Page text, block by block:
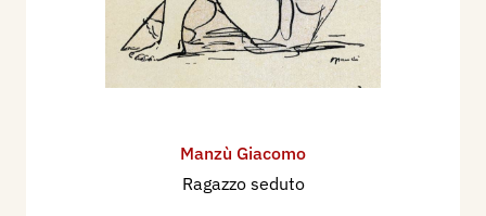
Manzù Giacomo
Ragazzo seduto